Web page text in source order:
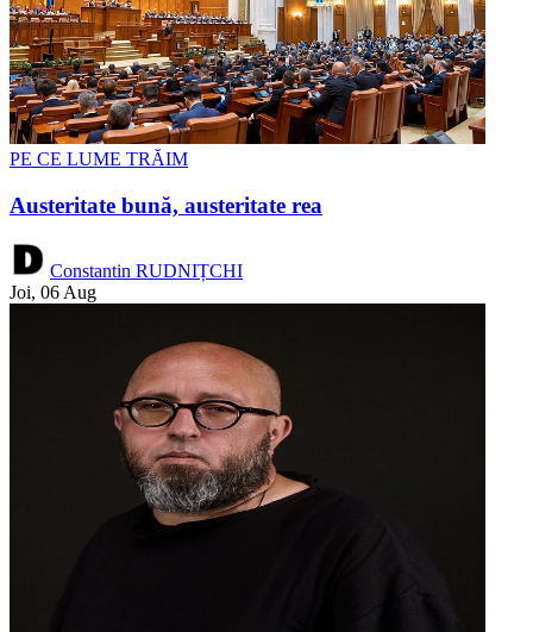
PE CE LUME TRĂIM
Austeritate bună, austeritate rea
Constantin RUDNIȚCHI
Joi, 06 Aug